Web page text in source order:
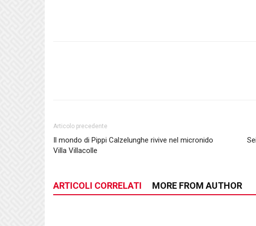
Articolo precedente
Il mondo di Pippi Calzelunghe rivive nel micronido
Villa Villacolle
ARTICOLI CORRELATI MORE FROM AUTHOR